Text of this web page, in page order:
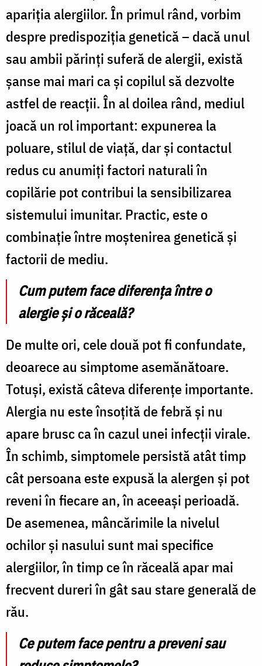
apariția alergiilor. În primul rând, vorbim
despre predispoziția genetică – dacă unul
sau ambii părinți suferă de alergii, există
șanse mai mari ca și copilul să dezvolte
astfel de reacții. În al doilea rând, mediul
joacă un rol important: expunerea la
poluare, stilul de viață, dar și contactul
redus cu anumiți factori naturali în
copilărie pot contribui la sensibilizarea
sistemului imunitar. Practic, este o
combinație între moștenirea genetică și
factorii de mediu.
Cum putem face diferența între o
alergie și o răceală?
De multe ori, cele două pot fi confundate,
deoarece au simptome asemănătoare.
Totuși, există câteva diferențe importante.
Alergia nu este însoțită de febră și nu
apare brusc ca în cazul unei infecții virale.
În schimb, simptomele persistă atât timp
cât persoana este expusă la alergen și pot
reveni în fiecare an, în aceeași perioadă.
De asemenea, mâncărimile la nivelul
ochilor și nasului sunt mai specifice
alergiilor, în timp ce în răceală apar mai
frecvent dureri în gât sau stare generală de
rău.
Ce putem face pentru a preveni sau